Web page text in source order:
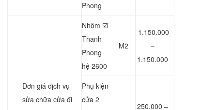
Phong
Đơn giá dịch vụ
sửa chữa cửa đi
Nhôm ☑️
Thanh
Phong
hệ 2600
M2
1.150.000
–
1.150.000
Phụ kiện
cửa 2
250.000 –